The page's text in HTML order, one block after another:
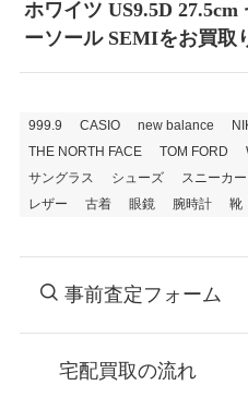
ホワイツ US9.5D
ーソール SEMIをお買取
999.9 CASIO new balance
THE NORTH FACE
TOM FORD
サングラス
シューズ スニーカー
レザー
古着 眼鏡 腕時計 靴
事前査定フォーム
宅配買取の流れ